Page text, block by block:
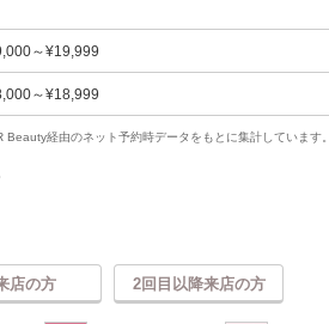
～¥19,999
～¥18,999
経由のネット予約時データをもとに集計しています。
店の方 2回目以降来店の方